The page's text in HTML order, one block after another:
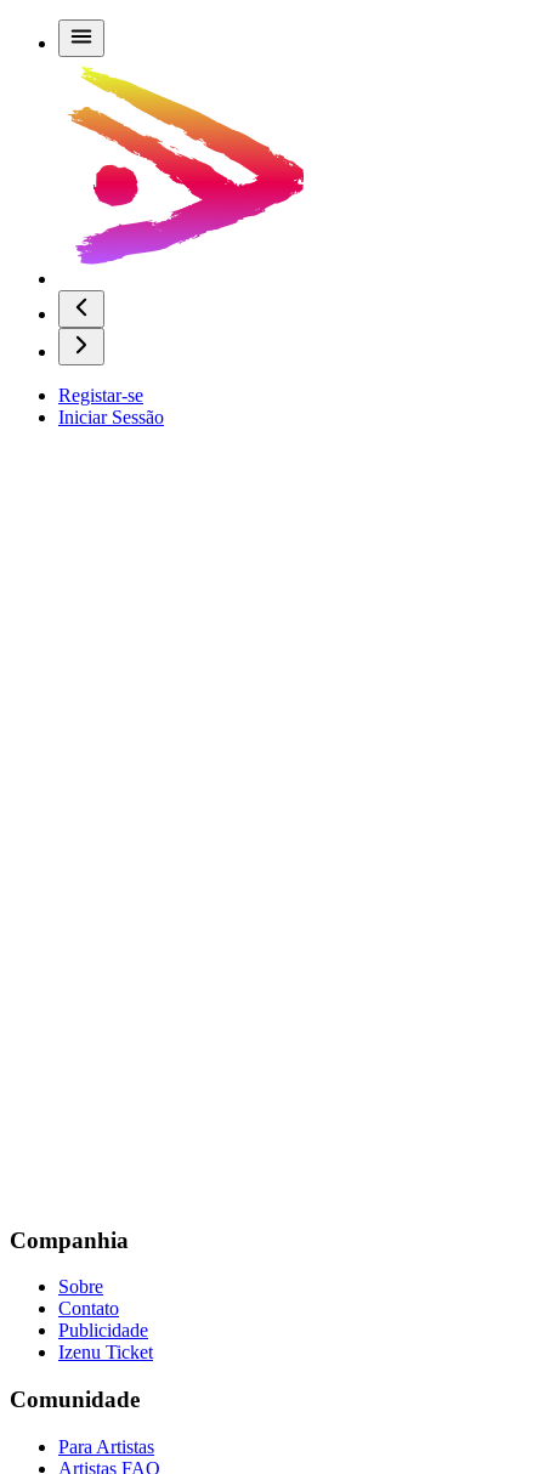
Registar-se
Iniciar Sessão
Companhia
Sobre
Contato
Publicidade
Izenu Ticket
Comunidade
Para Artistas
Artistas FAQ